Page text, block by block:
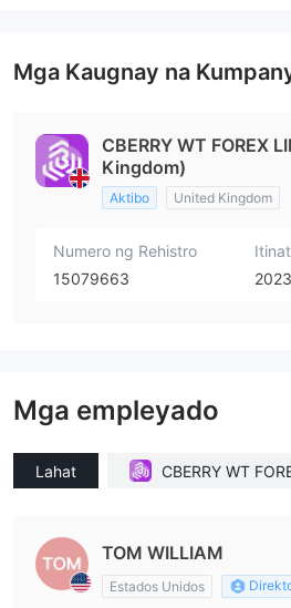
Mga Kaugnay na
CBERRY WT FOREX
Kingdom)
Aktibo United Kingdom
Numero ng Rehistro
15079663
Mga empleyado
Lahat
CBERRY WT
TOM WILLIAM
Estados Unidos